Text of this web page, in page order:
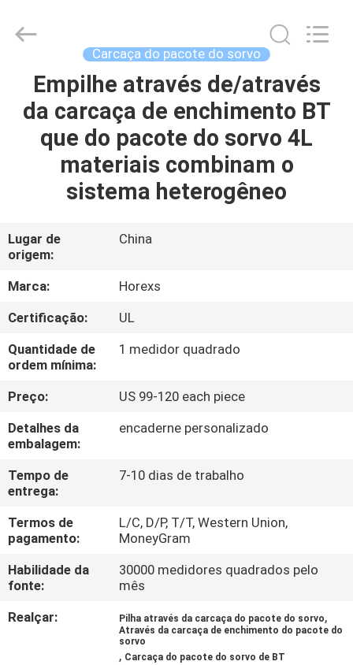
CASA
PRODUTOS
SOBRE
EXCURSÃO
DA
FÁBRICA
CONTROLE
DA
QUALIDADE
CONTACTE-
NOS
NOTÍCIA
PEÇA
UMAS
Electronics
Co.,Ltd..
Carcaça do pacote do sorvo
Empilhe através de/através
da carcaça de enchimento BT
que do pacote do sorvo 4L
materiais combinam o
sistema heterogêneo
Lugar de
origem:
China
Marca:
Horexs
Certificação:
UL
Quantidade de
ordem mínima:
1 medidor quadrado
Preço:
US 99-120 each piece
Detalhes da
embalagem:
encaderne personalizado
Tempo de
entrega:
7-10 dias de trabalho
Termos de
pagamento:
L/C, D/P, T/T, Western Union,
MoneyGram
Habilidade da
fonte:
30000 medidores quadrados pelo
mês
Realçar:
Pilha através da carcaça do pacote do sorvo,
Através da carcaça de enchimento do pacote do
sorvo
, Carcaça do pacote do sorvo de BT